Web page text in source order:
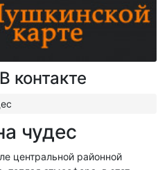
контакте
чудес
центральной районной